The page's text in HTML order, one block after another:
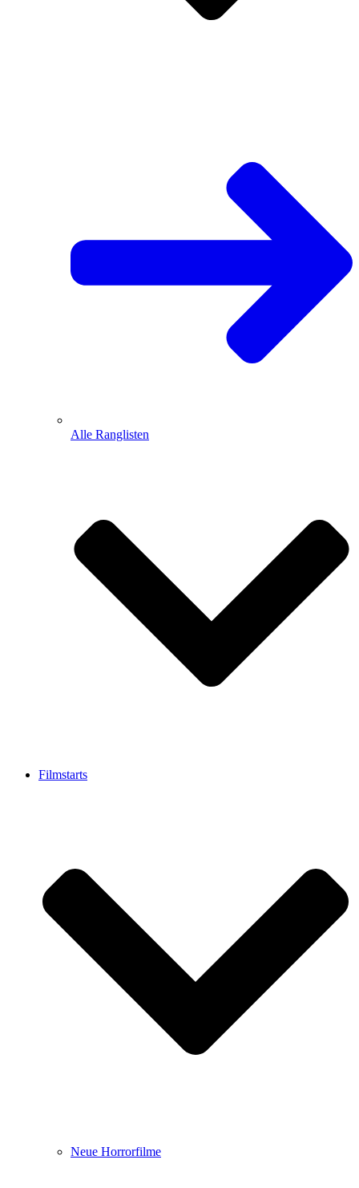
Alle Ranglisten
Filmstarts
Neue Horrorfilme